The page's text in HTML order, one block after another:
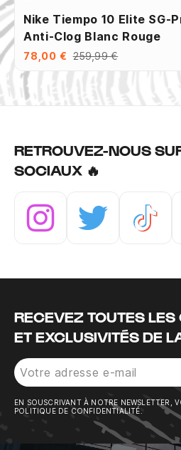
Nike Tiempo 10 Elite SG-
Anti-Clog Blanc Rouge
78,00 € 259,99 €
RETROUVEZ-NOUS
SOCIAUX 🔥
RECEVEZ TOUTES
ET EXCLUSIVITÉS DE
EN SOUSCRIVANT À NOTRE NEWSLETTER,
POLITIQUE DE CONFIDENTIALITÉ.